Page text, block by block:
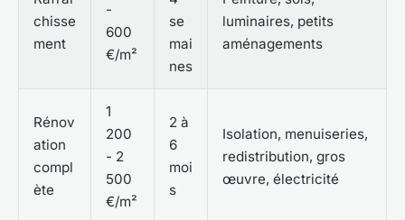
chisse
ment
-
600
€/m²
se
mai
nes
luminaires, petits
aménagements
Rénov
ation
compl
ète
1
200
- 2
500
€/m²
2 à
6
moi
s
Isolation, menuiseries,
redistribution, gros
œuvre, électricité